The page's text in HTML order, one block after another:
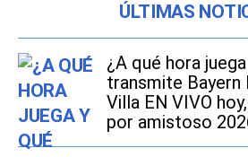
ÚLTIMAS
¿A qué hora
transmite Bayern
Villa EN VIVO
por amistoso
Estados Unidos y